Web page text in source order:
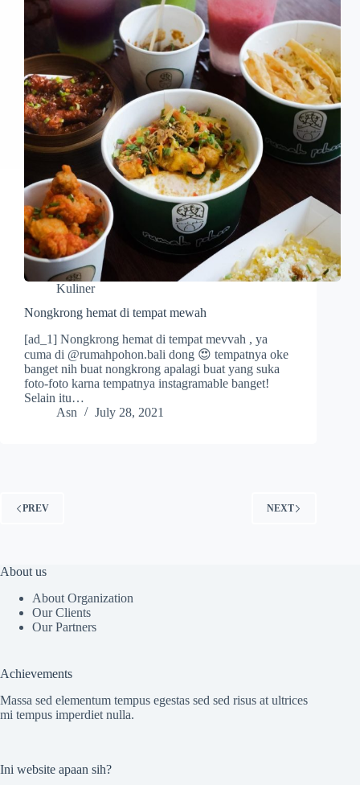
Kuliner
Nongkrong hemat di tempat mewah
[ad_1] Nongkrong hemat di tempat mevvah , ya
cuma di @rumahpohon.bali dong 😍 tempatnya oke
banget nih buat nongkrong apalagi buat yang suka
foto-foto karna tempatnya instagramable banget!
Selain itu…
Asn
July 28, 2021
PREV NEXT
About us
About Organization
Our Clients
Our Partners
Achievements
Massa sed elementum tempus egestas sed sed risus at ultrices
mi tempus imperdiet nulla.
Ini website apaan sih?